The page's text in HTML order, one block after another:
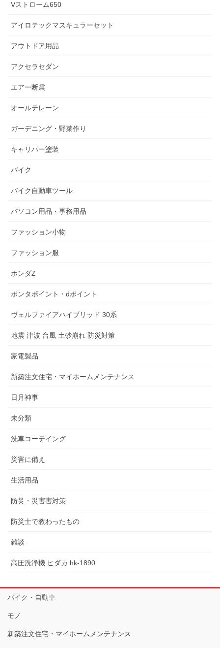
Vストローム650
アイロテックマスキュラーセット
アウトドア用品
アクセラセダン
エアー断震
オールテレーン
ガーデニング・野菜作り
キャリパー塗装
バイク
バイク自動車ツール
パソコン用品・事務用品
ファッション小物
ファッション服
ホンダZ
ポンタポイント・dポイント
ヴェルファイアハイブリッド 30系
地震 津波 台風 土砂崩れ 防災対策
家電製品
新築注文住宅・マイホームメンテナンス
日月神事
未分類
洗車コーテイング
災害に備え
生活用品
防災・災害害対策
防災士で教わったもの
雑談
高圧洗浄機 ヒダカ hk-1890
バイク・自動車
モノ
新築注文住宅・マイホームメンテナンス